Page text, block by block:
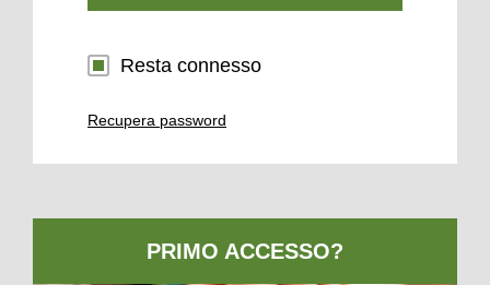
Resta connesso
Recupera password